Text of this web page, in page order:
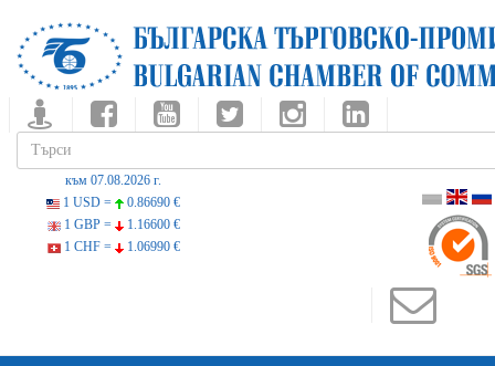
към 07.08.2026 г.
1 USD =
0.86690 €
1 GBP =
1.16600 €
1 CHF =
1.06990 €